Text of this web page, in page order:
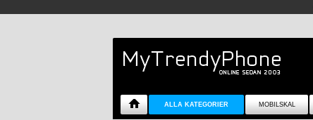
ALLA KATEGORIER MOBILSKAL